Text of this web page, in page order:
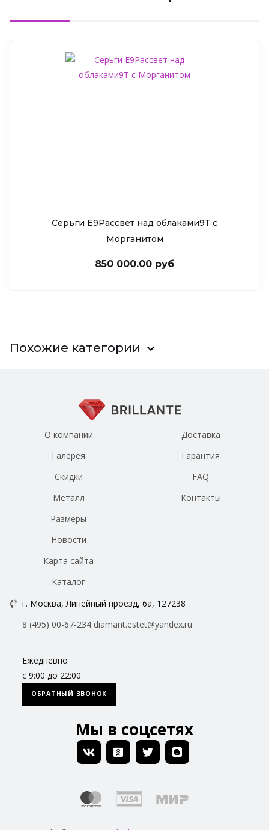
Серьги Е9Рассвет над облаками9Т c
Морганитом
850 000.00 руб
Похожие категории
О компании
Галерея
Скидки
Металл
Размеры
Новости
Доставка
Гарантия
FAQ
Контакты
Карта сайта
Каталог
г. Москва, Линейный проезд, 6а, 127238
8 (495) 00-67-234 diamant.estet@yandex.ru
Ежедневно
с 9:00 до 22:00
ОБРАТНЫЙ ЗВОНОК
Мы в соцсетях